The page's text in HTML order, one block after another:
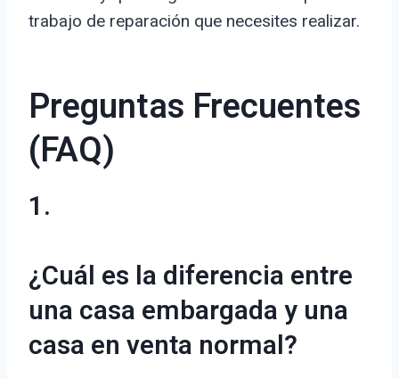
trabajo de reparación que necesites realizar.
Preguntas Frecuentes
(FAQ)
1.
¿Cuál es la diferencia entre
una casa embargada y una
casa en venta normal?